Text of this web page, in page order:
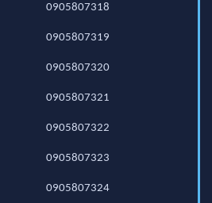
0905807318
0905807319
0905807320
0905807321
0905807322
0905807323
0905807324